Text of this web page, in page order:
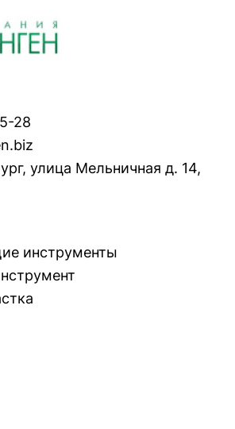
28
улица Мельничная д. 14,
инструменты